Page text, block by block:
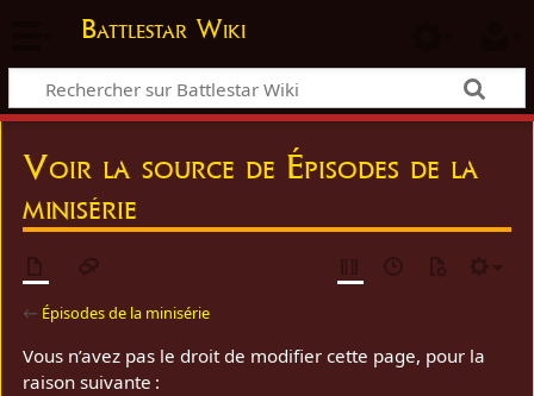
Battlestar Wiki
Voir la source de Épisodes de la
minisérie
← Épisodes de la minisérie
Vous n’avez pas le droit de modifier cette page, pour la
raison suivante :